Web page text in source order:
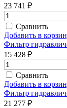
23 741 ₽
Сравнить
Добавить в
Фильтр
15 428 ₽
Сравнить
Добавить в
Фильтр
21 277 ₽